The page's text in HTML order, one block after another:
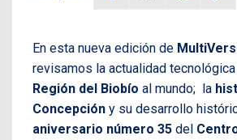
En esta nueva edición de
revisamos la actualidad
Región del Biobío al mundo; la
Concepción y su desarrollo
aniversario número 35 del